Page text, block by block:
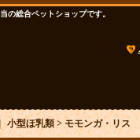
の総合ペットショップです。
小型ほ乳類 > モモンガ・リス